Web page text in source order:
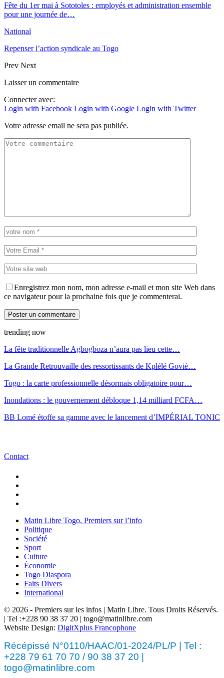
Fête du 1er mai à Sototoles : employés et administration ensemble
pour une journée de…
National
Repenser l’action syndicale au Togo
Prev Next
Laisser un commentaire
Connecter avec:
Login with Facebook Login with Google Login with Twitter
Votre adresse email ne sera pas publiée.
Enregistrez mon nom, mon adresse e-mail et mon site Web dans
ce navigateur pour la prochaine fois que je commenterai.
trending now
La fête traditionnelle Agbogboza n’aura pas lieu cette…
La Grande Retrouvaille des ressortissants de Kplélé Govié…
Togo : la carte professionnelle désormais obligatoire pour…
Inondations : le gouvernement débloque 1,14 milliard FCFA…
BB Lomé étoffe sa gamme avec le lancement d’IMPÉRIAL TONIC
Contact
Matin Libre Togo, Premiers sur l’info
Politique
Société
Sport
Culture
Économie
Togo Diaspora
Faits Divers
International
© 2026 - Premiers sur les infos | Matin Libre. Tous Droits Réservés.
| Tel :+228 90 38 37 20 | togo@matinlibre.com
Website Design: DigitXplus Francophone
Récépissé N°0110/HAAC/01-2024/PL/P | Tel :
+228 79 61 70 70 / 90 38 37 20 |
togo@matinlibre.com